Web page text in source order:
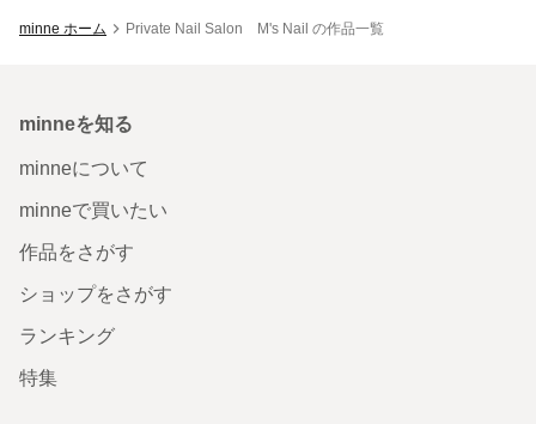
minne ホーム Private Nail Salon M's Nail の作品一覧
minneを知る
minneについて
minneで買いたい
作品をさがす
ショップをさがす
ランキング
特集